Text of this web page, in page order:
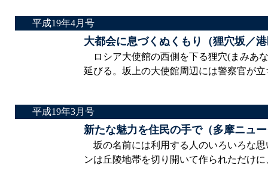
平成19年4月号
大都会に息づくぬくもり（狸穴坂／
ロシア大使館の西側を下る狸穴(まみあ
延びる。坂上の大使館周辺には警察官が
平成19年3月号
新たな魅力を住民の手で（多摩ニュ
坂の名前には利用する人のいろいろな
ンは丘陵地帯を切り開いて作られただけ